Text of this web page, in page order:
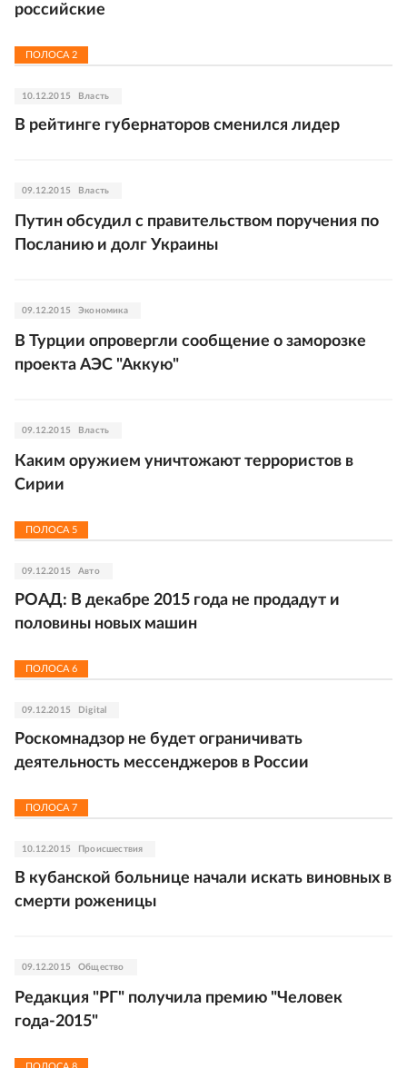
российские
ПОЛОСА 2
10.12.2015 Власть
В рейтинге губернаторов сменился лидер
09.12.2015 Власть
Путин обсудил с правительством поручения по
Посланию и долг Украины
09.12.2015 Экономика
В Турции опровергли сообщение о заморозке
проекта АЭС "Аккую"
09.12.2015 Власть
Каким оружием уничтожают террористов в
Сирии
ПОЛОСА 5
09.12.2015 Авто
РОАД: В декабре 2015 года не продадут и
половины новых машин
ПОЛОСА 6
09.12.2015 Digital
Роскомнадзор не будет ограничивать
деятельность мессенджеров в России
ПОЛОСА 7
10.12.2015 Происшествия
В кубанской больнице начали искать виновных в
смерти роженицы
09.12.2015 Общество
Редакция "РГ" получила премию "Человек
года-2015"